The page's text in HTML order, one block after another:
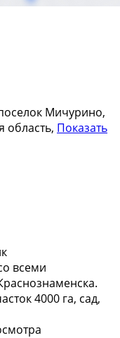
Мичурино,
область, Показать
всеми
4000 га, сад,